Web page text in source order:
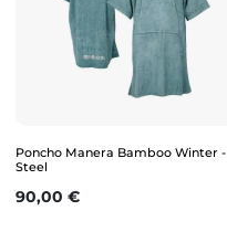
Poncho Manera Bamboo Winter -
Steel
Prix
90,00 €